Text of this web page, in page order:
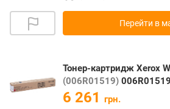
Перейти в
Тонер-картридж Xerox
(006R01519) 006R01519
6 261 грн.